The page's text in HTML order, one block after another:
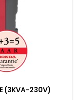
(3KVA-230V)